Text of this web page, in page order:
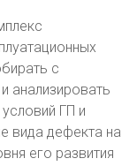
с
анализировать
ГП и
вида дефекта на
его развития